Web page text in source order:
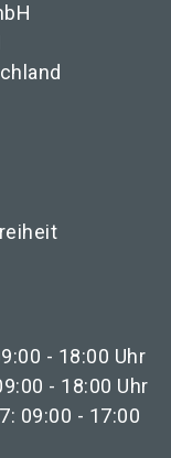
- 18:00 Uhr
- 18:00 Uhr
09:00 - 17:00